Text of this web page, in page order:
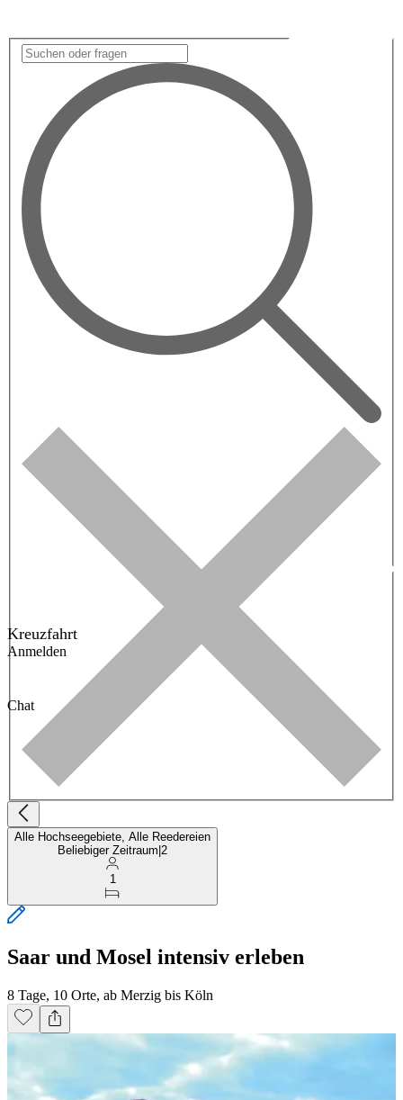
Kreuzfahrt
Anmelden
Chat
Alle Hochseegebiete, Alle Reedereien
Beliebiger Zeitraum 2
1
Saar und Mosel intensiv erleben
8 Tage, 10 Orte, ab Merzig bis Köln